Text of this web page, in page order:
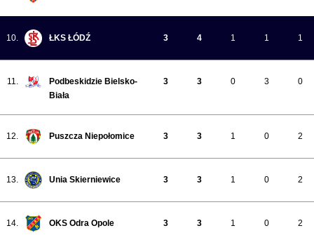
10. ŁKS ŁÓDŹ 3 4 1 1 1
11.
Podbeskidzie Bielsko-
Biała
3 3 0 3 0
12. Puszcza Niepołomice 3 3 1 0 2
13. Unia Skierniewice 3 3 1 0 2
14. OKS Odra Opole 3 3 1 0 2